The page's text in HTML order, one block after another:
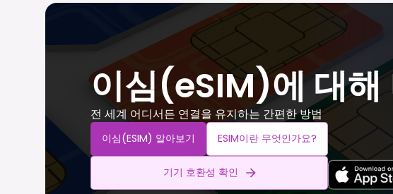
이심(eSIM)에 대해
전 세계 어디서든 연결을 유지하는 간편한 방법
이심(eSIM) 알아보기 ESIM이란 무엇인가요?
기기 호환성 확인